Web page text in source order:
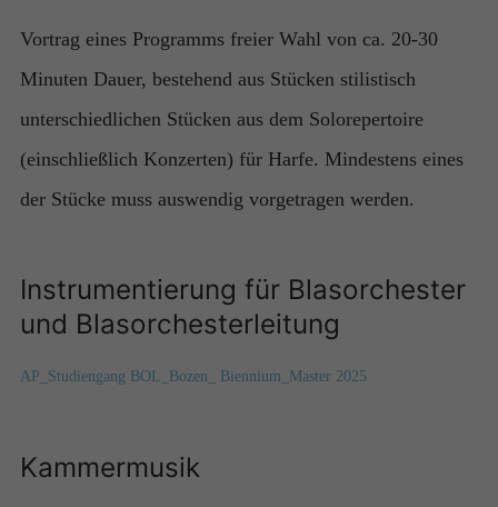
Vortrag eines Programms freier Wahl von ca. 20-30
Minuten Dauer, bestehend aus Stücken stilistisch
unterschiedlichen Stücken aus dem Solorepertoire
(einschließlich Konzerten) für Harfe. Mindestens eines
der Stücke muss auswendig vorgetragen werden.
Instrumentierung für Blasorchester
und Blasorchesterleitung
AP_Studiengang BOL_Bozen_ Biennium_Master 2025
Kammermusik